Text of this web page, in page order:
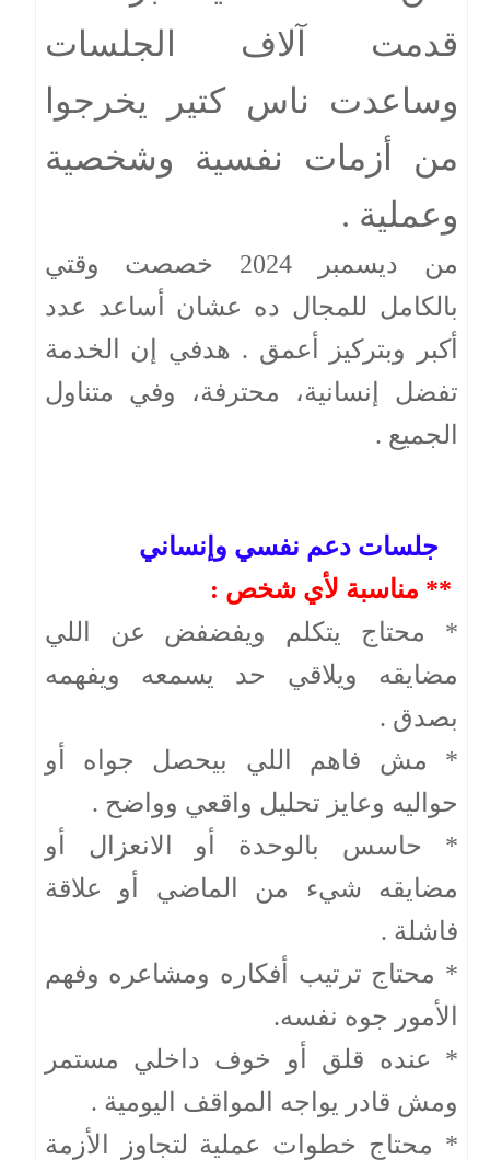
قدمت آلاف الجلسات
وساعدت ناس كتير يخرجوا
من أزمات نفسية وشخصية
وعملية .
من ديسمبر 2024 خصصت وقتي
بالكامل للمجال ده عشان أساعد عدد
أكبر وبتركيز أعمق . هدفي إن الخدمة
تفضل إنسانية، محترفة، وفي متناول
الجميع .
جلسات دعم نفسي وإنساني
** مناسبة لأي شخص :
* محتاج يتكلم ويفضفض عن اللي
مضايقه ويلاقي حد يسمعه ويفهمه
بصدق .
* مش فاهم اللي بيحصل جواه أو
حواليه وعايز تحليل واقعي وواضح .
* حاسس بالوحدة أو الانعزال أو
مضايقه شيء من الماضي أو علاقة
فاشلة .
* محتاج ترتيب أفكاره ومشاعره وفهم
الأمور جوه نفسه.
* عنده قلق أو خوف داخلي مستمر
ومش قادر يواجه المواقف اليومية .
* محتاج خطوات عملية لتجاوز الأزمة